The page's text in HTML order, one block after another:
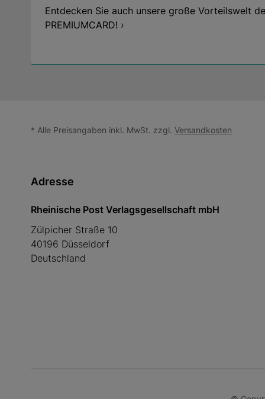
Entdecken Sie auch unsere große Vorteilswelt
PREMIUMCARD! ›
* Alle Preisangaben inkl. MwSt. zzgl. Versandkosten
Adresse
Rheinische Post Verlagsgesellschaft mbH
Zülpicher Straße 10
40196 Düsseldorf
Deutschland